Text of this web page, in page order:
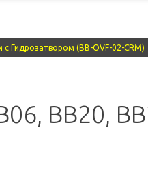
Гидрозатвором (BB-OVF-02-CRM)
BB20,